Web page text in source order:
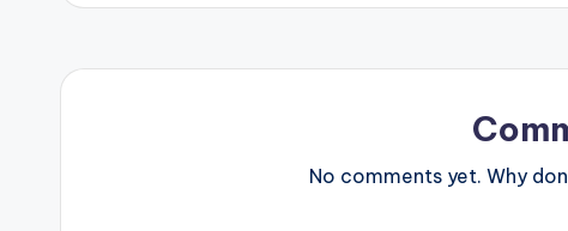
No comments yet. Why